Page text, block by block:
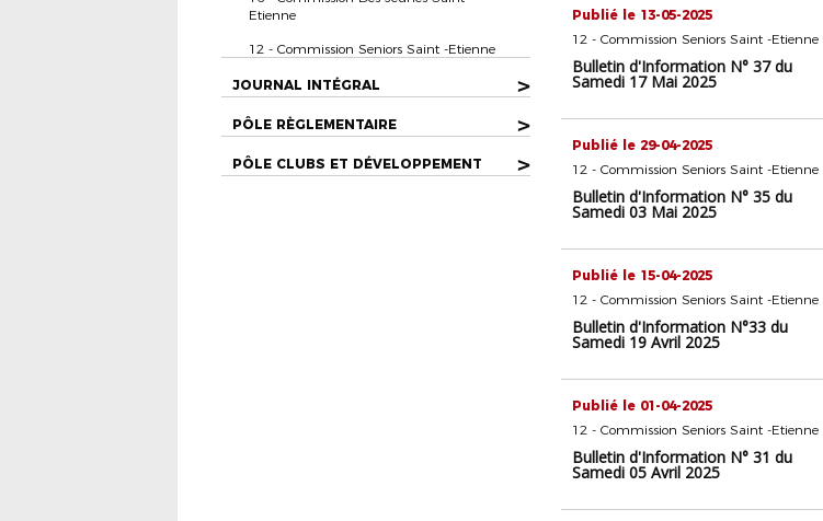
Etienne
12 - Commission Seniors Saint -Etienne
JOURNAL INTÉGRAL >
PÔLE RÈGLEMENTAIRE >
PÔLE CLUBS ET DÉVELOPPEMENT >
Publié le 13-05-2025
12 - Commission Seniors Saint -Etienne
Bulletin d'Information N° 37 du
Samedi 17 Mai 2025
Publié le 29-04-2025
12 - Commission Seniors Saint -Etienne
Bulletin d'Information N° 35 du
Samedi 03 Mai 2025
Publié le 15-04-2025
12 - Commission Seniors Saint -Etienne
Bulletin d'Information N°33 du
Samedi 19 Avril 2025
Publié le 01-04-2025
12 - Commission Seniors Saint -Etienne
Bulletin d'Information N° 31 du
Samedi 05 Avril 2025